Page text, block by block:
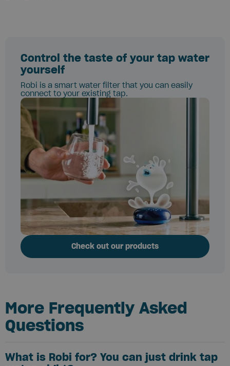
Control the taste of your tap water
yourself
Robi is a smart water filter that you can easily
connect to your existing tap.
Check out our products
More Frequently Asked
Questions
What is Robi for? You can just drink tap